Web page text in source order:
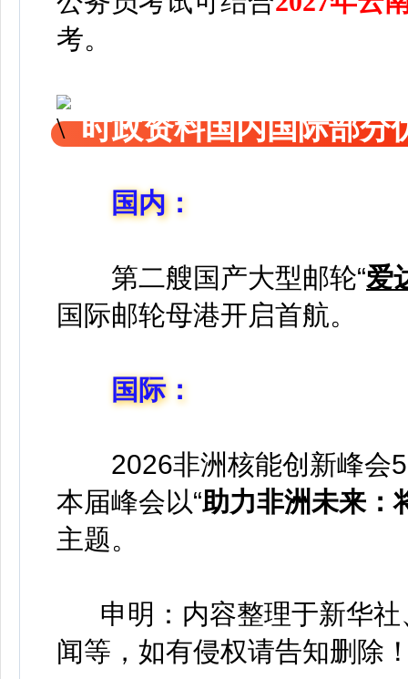
考。
时政资料国内国际部分
国内：
第二艘国产大型邮轮“爱
国际邮轮母港开启首航。
国际：
2026非洲核能创新峰会
本届峰会以“助力非洲未来：
主题。
申明：内容整理于新华社
闻等，如有侵权请告知删除